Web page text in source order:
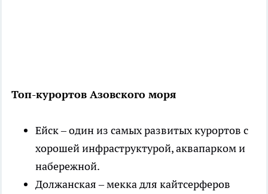
Топ-курортов Азовского моря
Ейск – один из самых развитых курортов с
хорошей инфраструктурой, аквапарком и
набережной.
Должанская – мекка для кайтсерферов